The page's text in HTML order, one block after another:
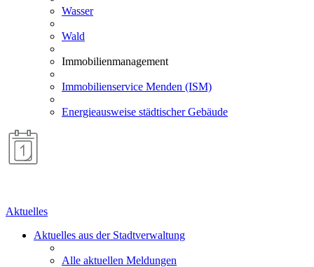
Wasser
Wald
Immobilienmanagement
Immobilienservice Menden (ISM)
Energieausweise städtischer Gebäude
Aktuelles
Aktuelles aus der Stadtverwaltung
Alle aktuellen Meldungen